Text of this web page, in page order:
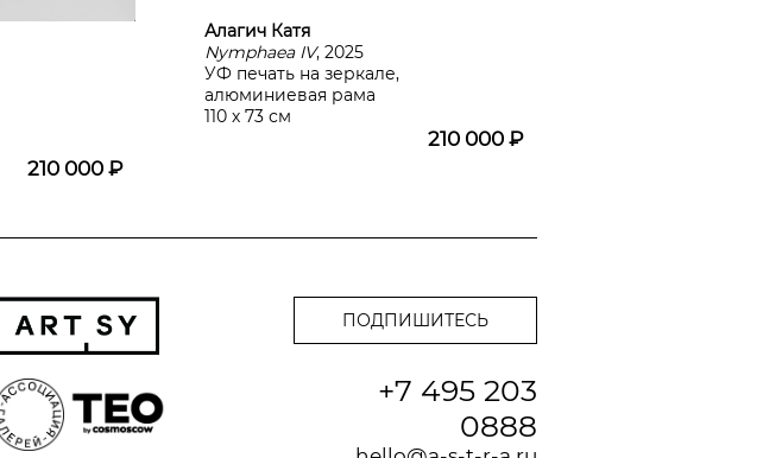
Алагич Катя
Nymphaea IV, 2025
УФ печать на зеркале,
алюминиевая рама
110 х 73 см
210 000 ₽
210 000 ₽
+7 495 203
0888